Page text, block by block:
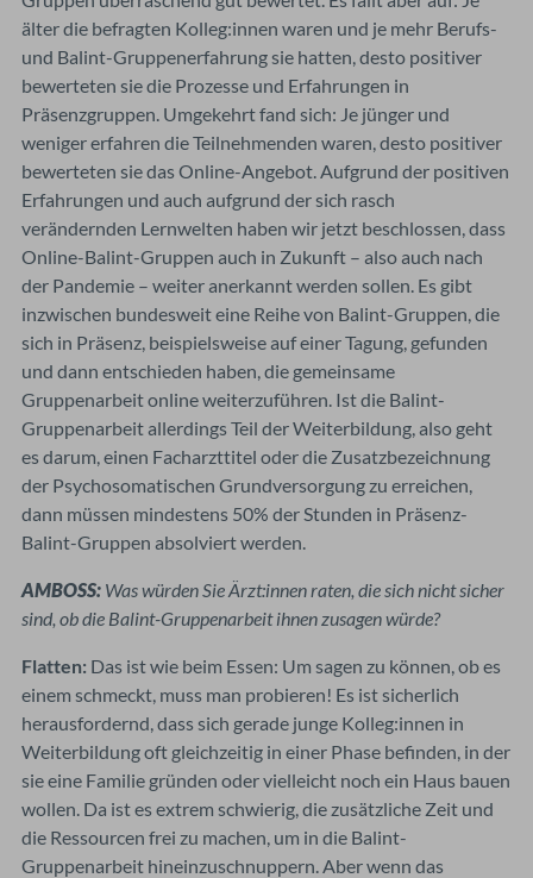
älter die befragten Kolleg:innen waren und je mehr Berufs-
und Balint-Gruppenerfahrung sie hatten, desto positiver
bewerteten sie die Prozesse und Erfahrungen in
Präsenzgruppen. Umgekehrt fand sich: Je jünger und
weniger erfahren die Teilnehmenden waren, desto positiver
bewerteten sie das Online-Angebot. Aufgrund der positiven
Erfahrungen und auch aufgrund der sich rasch
verändernden Lernwelten haben wir jetzt beschlossen, dass
Online-Balint-Gruppen auch in Zukunft – also auch nach
der Pandemie – weiter anerkannt werden sollen. Es gibt
inzwischen bundesweit eine Reihe von Balint-Gruppen, die
sich in Präsenz, beispielsweise auf einer Tagung, gefunden
und dann entschieden haben, die gemeinsame
Gruppenarbeit online weiterzuführen. Ist die Balint-
Gruppenarbeit allerdings Teil der Weiterbildung, also geht
es darum, einen Facharzttitel oder die Zusatzbezeichnung
der Psychosomatischen Grundversorgung zu erreichen,
dann müssen mindestens 50% der Stunden in Präsenz-
Balint-Gruppen absolviert werden.
AMBOSS: Was würden Sie Ärzt:innen raten, die sich nicht sicher
sind, ob die Balint-Gruppenarbeit ihnen zusagen würde?
Flatten: Das ist wie beim Essen: Um sagen zu können, ob es
einem schmeckt, muss man probieren! Es ist sicherlich
herausfordernd, dass sich gerade junge Kolleg:innen in
Weiterbildung oft gleichzeitig in einer Phase befinden, in der
sie eine Familie gründen oder vielleicht noch ein Haus bauen
wollen. Da ist es extrem schwierig, die zusätzliche Zeit und
die Ressourcen frei zu machen, um in die Balint-
Gruppenarbeit hineinzuschnuppern. Aber wenn das